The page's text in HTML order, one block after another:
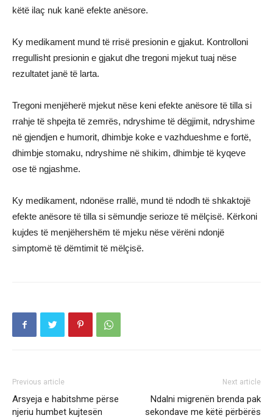
këtë ilaç nuk kanë efekte anësore.
Ky medikament mund të rrisë presionin e gjakut. Kontrolloni
rregullisht presionin e gjakut dhe tregoni mjekut tuaj nëse
rezultatet janë të larta.
Tregoni menjëherë mjekut nëse keni efekte anësore të tilla si
rrahje të shpejta të zemrës, ndryshime të dëgjimit, ndryshime
në gjendjen e humorit, dhimbje koke e vazhdueshme e fortë,
dhimbje stomaku, ndryshime në shikim, dhimbje të kyqeve
ose të ngjashme.
Ky medikament, ndonëse rrallë, mund të ndodh të shkaktojë
efekte anësore të tilla si sëmundje serioze të mëlçisë. Kërkoni
kujdes të menjëhershëm të mjeku nëse vërëni ndonjë
simptomë të dëmtimit të mëlçisë.
Previous article
Arsyeja e habitshme përse
njeriu humbet kujtesën
Next article
Ndalni migrenën brenda pak
sekondave me këtë përbërës